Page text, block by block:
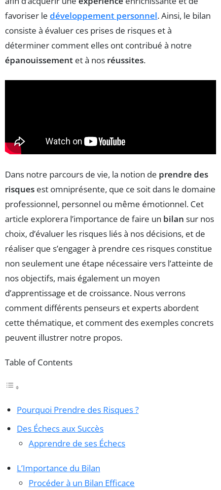
favoriser le développement personnel. Ainsi, le bilan
consiste à évaluer ces prises de risques et à
déterminer comment elles ont contribué à notre
épanouissement et à nos réussites.
Dans notre parcours de vie, la notion de prendre des
risques est omniprésente, que ce soit dans le domaine
professionnel, personnel ou même émotionnel. Cet
article explorera l’importance de faire un bilan sur nos
choix, d’évaluer les risques liés à nos décisions, et de
réaliser que s’engager à prendre ces risques constitue
non seulement une étape nécessaire vers l’atteinte de
nos objectifs, mais également un moyen
d’apprentissage et de croissance. Nous verrons
comment différents penseurs et experts abordent
cette thématique, et comment des exemples concrets
peuvent illustrer notre propos.
Table of Contents
Pourquoi Prendre des Risques ?
Des Échecs aux Succès
Apprendre de ses Échecs
L’Importance du Bilan
Procéder à un Bilan Efficace